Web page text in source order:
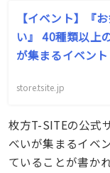
【イベント】『
い』 40種類以上
が集まるイベン
store.tsite.jp
枚方T-SITEの公式
べいが集まるイベ
ていることが書か